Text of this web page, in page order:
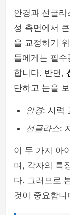
안경과 선글
성 측면에서
을 교정하기
들에게는 필
합니다. 반면,
단하고 눈을
안경: 시력
선글라스:
이 두 가지 아
며, 각자의 특
다. 그러므로
것이 중요합니